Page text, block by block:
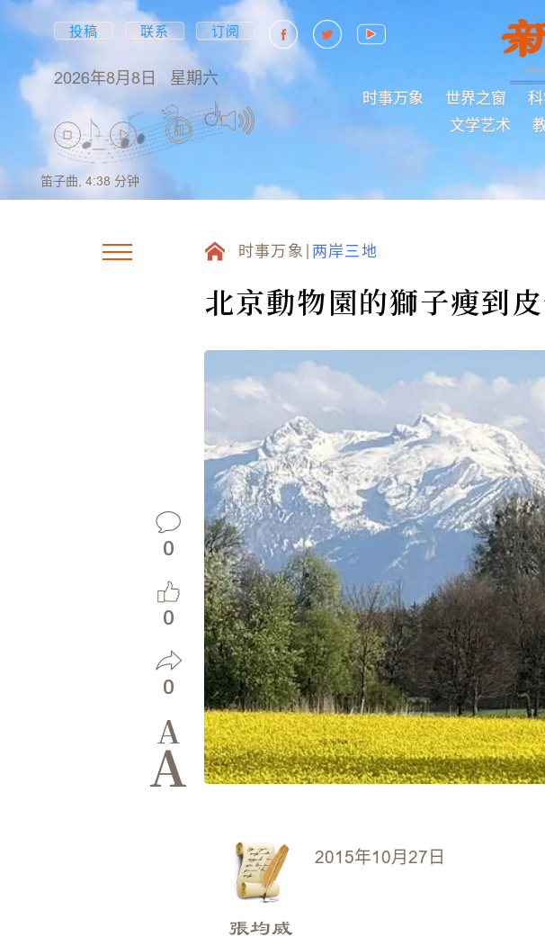
投稿 联系 订阅
2026年8月8日 星期六
时事万象 世界之窗
文学艺术
笛子曲, 4:38 分钟
时事万象 两岸三地
北京動物園的獅子瘦到
0
0
0
A
A
2015年10月27日
張均威